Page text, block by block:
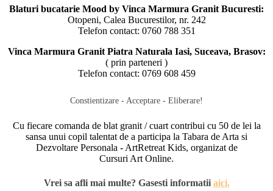
Blaturi bucatarie Mood by Vinca Marmura Granit Bucuresti:
Otopeni, Calea Bucurestilor, nr. 242
Telefon contact: 0760 788 351
Vinca Marmura Granit Piatra Naturala Iasi, Suceava, Brasov:
( prin parteneri )
Telefon contact: 0769 608 459
Constientizare - Acceptare - Eliberare!
Cu fiecare comanda de blat granit / cuart contribui cu 50 de lei la
sansa unui copil talentat de a participa la Tabara de Arta si
Dezvoltare Personala - ArtRetreat Kids, organizat de
Cursuri Art Online.
Vrei sa afli mai multe? Gasesti informatii aici.